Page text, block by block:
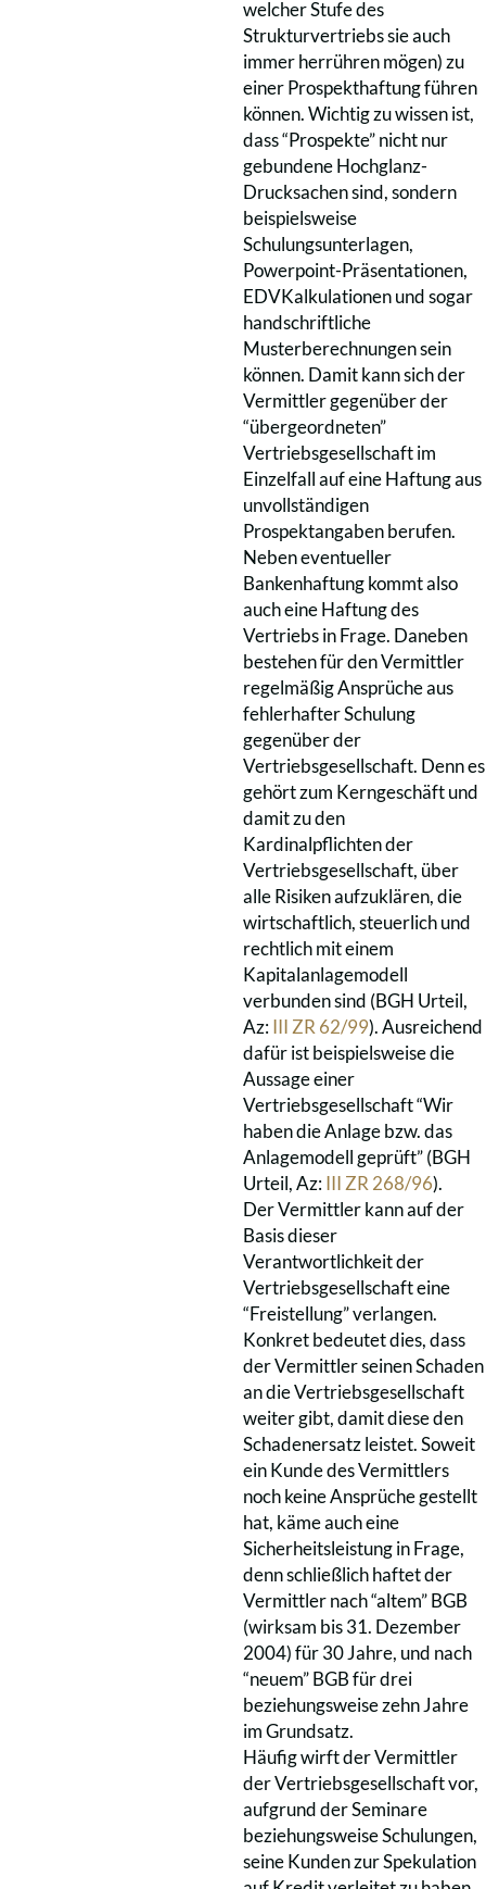
welcher Stufe des
Strukturvertriebs sie auch
immer herrühren mögen) zu
einer Prospekthaftung führen
können. Wichtig zu wissen ist,
dass “Prospekte” nicht nur
gebundene Hochglanz-
Drucksachen sind, sondern
beispielsweise
Schulungsunterlagen,
Powerpoint-Präsentationen,
EDVKalkulationen und sogar
handschriftliche
Musterberechnungen sein
können. Damit kann sich der
Vermittler gegenüber der
“übergeordneten”
Vertriebsgesellschaft im
Einzelfall auf eine Haftung aus
unvollständigen
Prospektangaben berufen.
Neben eventueller
Bankenhaftung kommt also
auch eine Haftung des
Vertriebs in Frage. Daneben
bestehen für den Vermittler
regelmäßig Ansprüche aus
fehlerhafter Schulung
gegenüber der
Vertriebsgesellschaft. Denn es
gehört zum Kerngeschäft und
damit zu den
Kardinalpflichten der
Vertriebsgesellschaft, über
alle Risiken aufzuklären, die
wirtschaftlich, steuerlich und
rechtlich mit einem
Kapitalanlagemodell
verbunden sind (BGH Urteil,
Az:III ZR 62/99). Ausreichend
dafür ist beispielsweise die
Aussage einer
Vertriebsgesellschaft “Wir
haben die Anlage bzw. das
Anlagemodell geprüft” (BGH
Urteil, Az:III ZR 268/96).
Der Vermittler kann auf der
Basis dieser
Verantwortlichkeit der
Vertriebsgesellschaft eine
“Freistellung” verlangen.
Konkret bedeutet dies, dass
der Vermittler seinen Schaden
an die Vertriebsgesellschaft
weiter gibt, damit diese den
Schadenersatz leistet. Soweit
ein Kunde des Vermittlers
noch keine Ansprüche gestellt
hat, käme auch eine
Sicherheitsleistung in Frage,
denn schließlich haftet der
Vermittler nach “altem” BGB
(wirksam bis 31. Dezember
2004) für 30 Jahre, und nach
“neuem” BGB für drei
beziehungsweise zehn Jahre
im Grundsatz.
Häufig wirft der Vermittler
der Vertriebsgesellschaft vor,
aufgrund der Seminare
beziehungsweise Schulungen,
seine Kunden zur Spekulation